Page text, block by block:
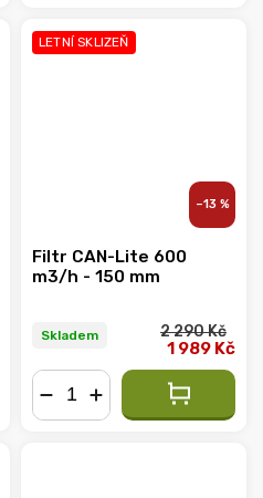
LETNÍ SKLIZEŇ
–13 %
Filtr CAN-Lite 600
m3/h - 150 mm
Skladem 2 290 Kč
1 989 Kč